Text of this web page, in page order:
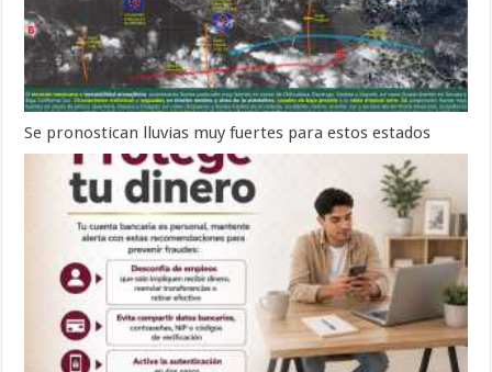
Se pronostican lluvias muy fuertes para estos estados